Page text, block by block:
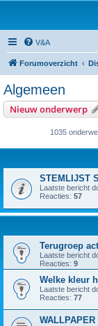
V&A
Forumoverzicht
Algemeen
Nieuw onderwerp
1035
STEMLIJST
Laatste bericht
Reacties: 57
Terugroep
Laatste bericht
Reacties: 9
Welke kleur
Laatste bericht
Reacties: 77